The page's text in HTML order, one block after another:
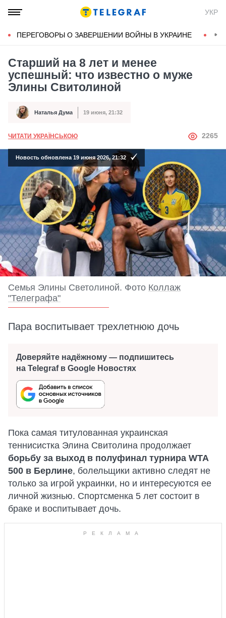
УКР
ПЕРЕГОВОРЫ О ЗАВЕРШЕНИИ ВОЙНЫ В УКРАИНЕ
Старший на 8 лет и менее
успешный: что известно о муже
Элины Свитолиной
Автор Наталья Дума
Дата публикации 19 июня, 21:32
ЧИТАТИ УКРАЇНСЬКОЮ АВТОР
2265
Новость обновлена 19 июня 2026, 21:32
Семья Элины Светолиной. Фото Коллаж
"Телеграфа"
Пара воспитывает трехлетнюю дочь
Доверяйте надёжному — подпишитесь
на Telegraf в Google Новостях
Пока самая титулованная украинская
теннисистка Элина Свитолина продолжает
борьбу за выход в полуфинал турнира WTA
500 в Берлине, болельщики активно следят не
только за игрой украинки, но и интересуются ее
личной жизнью. Спортсменка 5 лет состоит в
браке и воспитывает дочь.